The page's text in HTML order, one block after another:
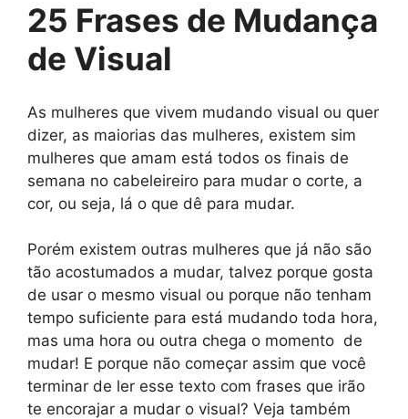
25 Frases de Mudança
de Visual
As mulheres que vivem mudando visual ou quer
dizer, as maiorias das mulheres, existem sim
mulheres que amam está todos os finais de
semana no cabeleireiro para mudar o corte, a
cor, ou seja, lá o que dê para mudar.
Porém existem outras mulheres que já não são
tão acostumados a mudar, talvez porque gosta
de usar o mesmo visual ou porque não tenham
tempo suficiente para está mudando toda hora,
mas uma hora ou outra chega o momento de
mudar! E porque não começar assim que você
terminar de ler esse texto com frases que irão
te encorajar a mudar o visual? Veja também